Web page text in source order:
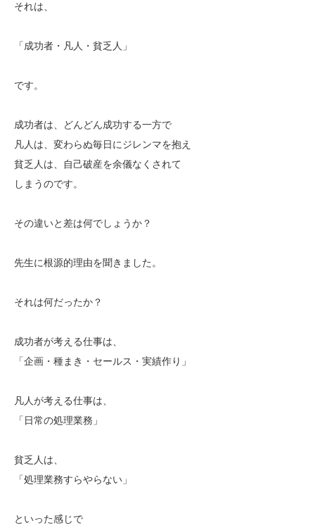
それは、
「成功者・凡人・貧乏人」
です。
成功者は、どんどん成功する一方で
凡人は、変わらぬ毎日にジレンマを抱え
貧乏人は、自己破産を余儀なくされて
しまうのです。
その違いと差は何でしょうか？
先生に根源的理由を聞きました。
それは何だったか？
成功者が考える仕事は、
「企画・種まき・セールス・実績作り」
凡人が考える仕事は、
「日常の処理業務」
貧乏人は、
「処理業務すらやらない」
といった感じで